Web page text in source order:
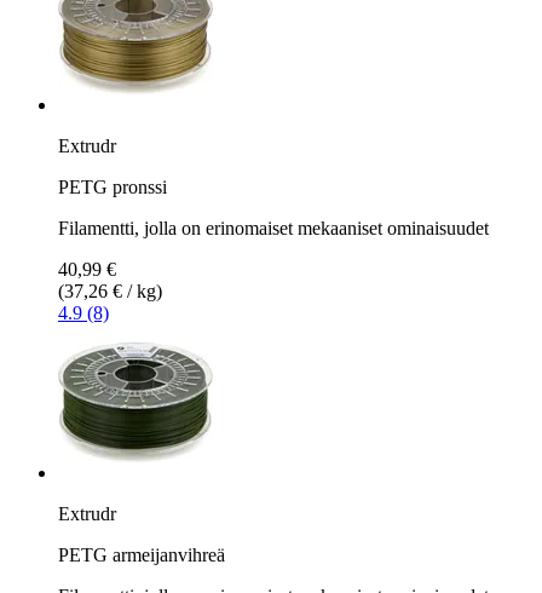
Extrudr
PETG pronssi
Filamentti, jolla on erinomaiset mekaaniset ominaisuudet
40,99 €
(37,26 € / kg)
4.9 (8)
Extrudr
PETG armeijanvihreä